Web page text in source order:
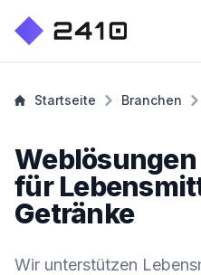
Startseite Branchen
Weblösungen
für
Getränke
Wir unterstützen